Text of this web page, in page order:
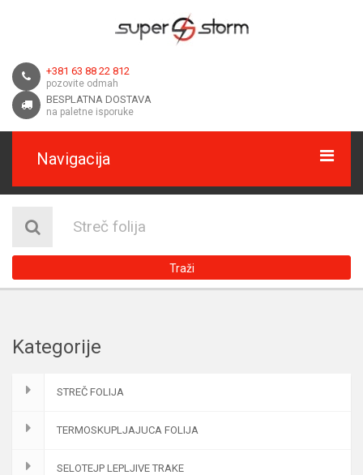
+381 63 88 22 812
pozovite odmah
BESPLATNA DOSTAVA
na paletne isporuke
Navigacija
DOSTAVA
Traži
Kategorije
STREČ FOLIJA
TERMOSKUPLJAJUCA FOLIJA
SELOTEJP LEPLJIVE TRAKE